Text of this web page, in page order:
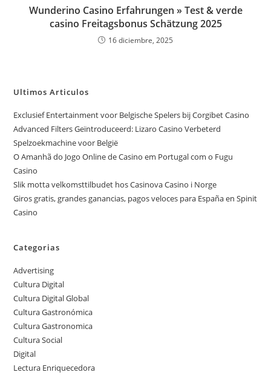
Wunderino Casino Erfahrungen » Test & verde
casino Freitagsbonus Schätzung 2025
16 diciembre, 2025
Ultimos Articulos
Exclusief Entertainment voor Belgische Spelers bij Corgibet Casino
Advanced Filters Geïntroduceerd: Lizaro Casino Verbeterd
Spelzoekmachine voor België
O Amanhã do Jogo Online de Casino em Portugal com o Fugu
Casino
Slik motta velkomsttilbudet hos Casinova Casino i Norge
Giros gratis, grandes ganancias, pagos veloces para España en Spinit
Casino
Categorias
Advertising
Cultura Digital
Cultura Digital Global
Cultura Gastronómica
Cultura Gastronomica
Cultura Social
Digital
Lectura Enriquecedora